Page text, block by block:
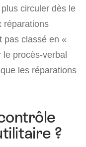
circuler dès le
réparations
pas classé en «
procès-verbal
les réparations
?